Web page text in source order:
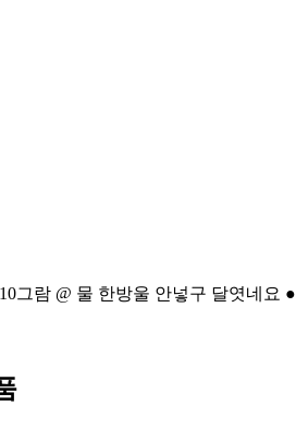
그람 @ 물 한방울 안넣구 달엿네요